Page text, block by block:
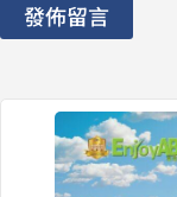
發佈留言